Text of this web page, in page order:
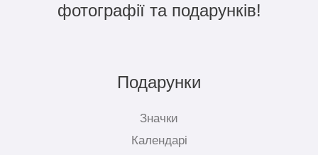
фотографії та подарунків!
Подарунки
Значки
Календарі